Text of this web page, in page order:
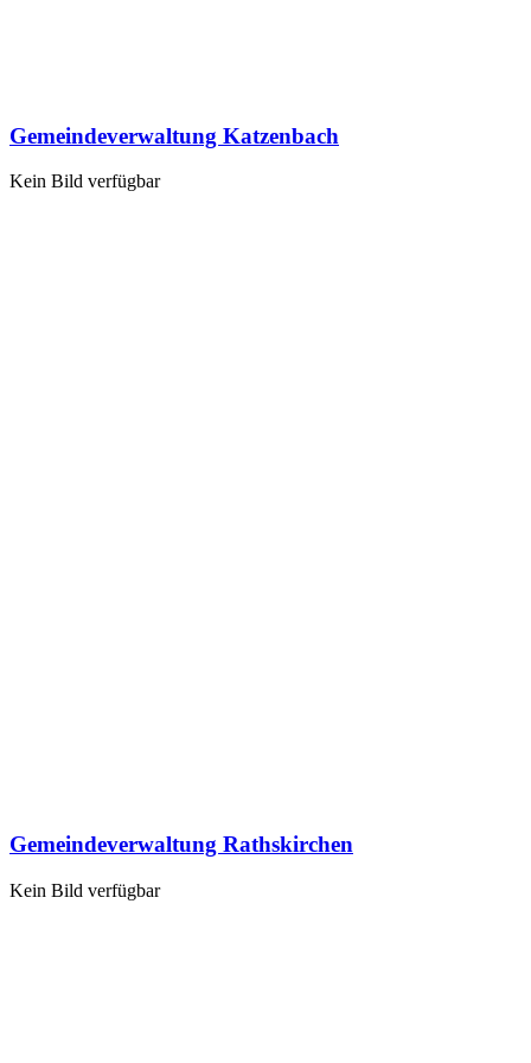
Gemeindeverwaltung Katzenbach
Kein Bild verfügbar
Gemeindeverwaltung Rathskirchen
Kein Bild verfügbar